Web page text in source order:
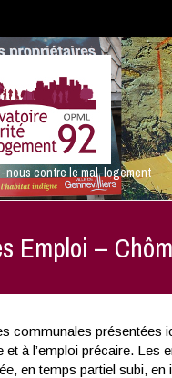
nous contre le mal-logement
Emploi –
communales présentées
et à l’emploi précaire. Les
en temps partiel subi,